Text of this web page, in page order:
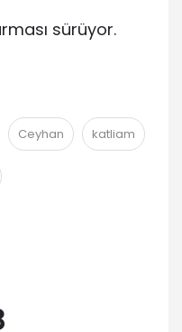
sürüyor.
Ceyhan katliam